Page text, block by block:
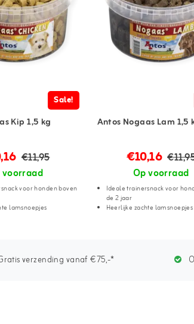
Sale!
Kip 1,5 kg
€11,95
voorraad
voor honden boven
lamsnoepjes
Antos Nogaas Lam 1,5
€10,16
Op voorraad
Ideale trainersnack voor
de 2 jaar
Heerlijke zachte lamsnoepjes
verzending vanaf €75,-*